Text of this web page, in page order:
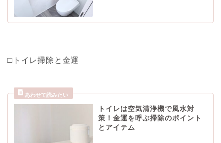
□トイレ掃除と金運
トイレは空気清浄機で風水対
策！金運を呼ぶ掃除のポイント
とアイテム